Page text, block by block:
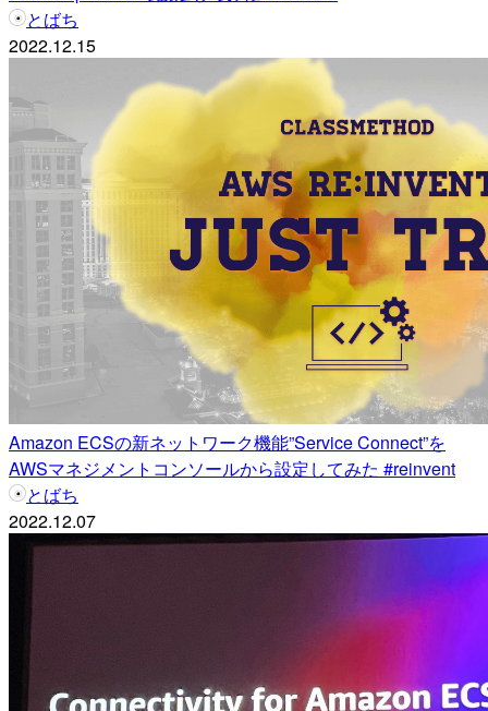
とばち
2022.12.15
Amazon ECSの新ネットワーク機能”Service Connect”を
AWSマネジメントコンソールから設定してみた #reinvent
とばち
2022.12.07